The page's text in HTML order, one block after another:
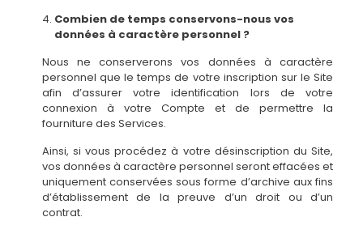
Combien de temps conservons-nous vos
données à caractère personnel ?
Nous ne conserverons vos données à caractère
personnel que le temps de votre inscription sur le Site
afin d’assurer votre identification lors de votre
connexion à votre Compte et de permettre la
fourniture des Services.
Ainsi, si vous procédez à votre désinscription du Site,
vos données à caractère personnel seront effacées et
uniquement conservées sous forme d’archive aux fins
d’établissement de la preuve d’un droit ou d’un
contrat.